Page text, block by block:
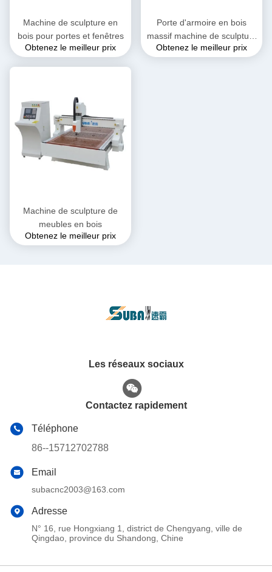
Machine de sculpture en
bois pour portes et fenêtres
Obtenez le meilleur prix
Porte d'armoire en bois
massif machine de sculpture
CNC à quatre broches
Obtenez le meilleur prix
Machine de sculpture de
meubles en bois
Obtenez le meilleur prix
Les réseaux sociaux
Contactez rapidement
Téléphone
86--15712702788
Email
subacnc2003@163.com
Adresse
N° 16, rue Hongxiang 1, district de Chengyang, ville de
Qingdao, province du Shandong, Chine